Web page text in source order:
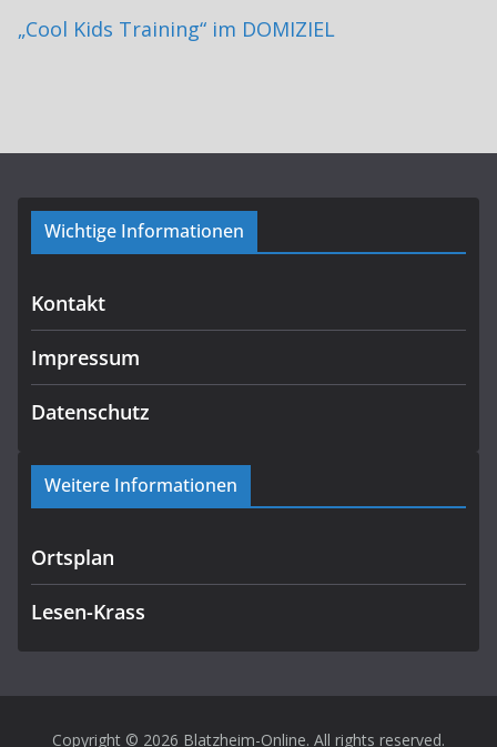
„Cool Kids Training“ im DOMIZIEL
Wichtige Informationen
Kontakt
Impressum
Datenschutz
Weitere Informationen
Ortsplan
Lesen-Krass
Copyright © 2026 Blatzheim-Online. All rights reserved.